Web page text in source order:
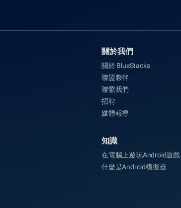
關於我們
關於 BlueStacks
聯盟夥伴
聯繫我們
招聘
媒體報導
知識
在電腦上遊玩Android遊戲
什麼是Android模擬器